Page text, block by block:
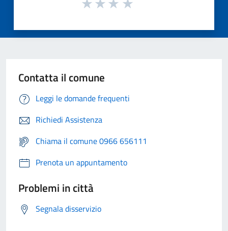
Contatta il comune
Leggi le domande frequenti
Richiedi Assistenza
Chiama il comune 0966 656111
Prenota un appuntamento
Problemi in città
Segnala disservizio